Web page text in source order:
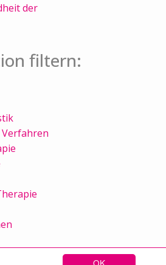
OK
der
filtern: